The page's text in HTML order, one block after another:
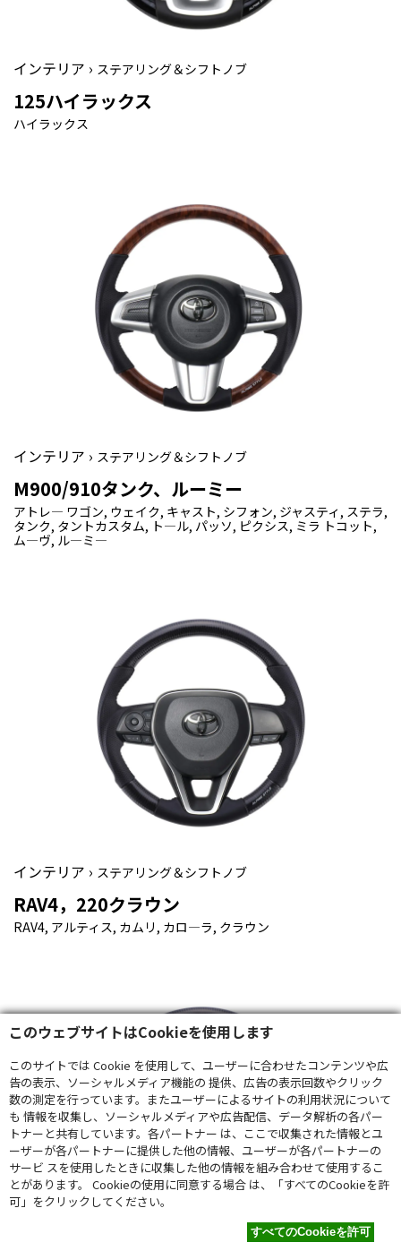
インテリア › ステアリング＆シフトノブ
125ハイラックス
ハイラックス
インテリア › ステアリング＆シフトノブ
M900/910タンク、ルーミー
アトレ― ワゴン, ウェイク, キャスト, シフォン, ジャスティ, ステラ,
タンク, タントカスタム, ト―ル, パッソ, ピクシス, ミラ トコット,
ム―ヴ, ル―ミ―
インテリア › ステアリング＆シフトノブ
RAV4，220クラウン
RAV4, アルティス, カムリ, カロ―ラ, クラウン
このウェブサイトはCookieを使用します
このサイトでは Cookie を使用して、ユーザーに合わせたコンテンツや広
告の表示、ソーシャルメディア機能の 提供、広告の表示回数やクリック
数の測定を行っています。またユーザーによるサイトの利用状況について
も 情報を収集し、ソーシャルメディアや広告配信、データ解析の各パー
トナーと共有しています。各パートナー は、ここで収集された情報とユ
ーザーが各パートナーに提供した他の情報、ユーザーが各パートナーの
サービ スを使用したときに収集した他の情報を組み合わせて使用するこ
とがあります。 Cookieの使用に同意する場合 は、「すべてのCookieを許
可」をクリックしてください。